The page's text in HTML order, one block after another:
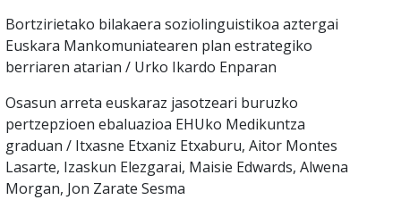
Bortzirietako bilakaera soziolinguistikoa aztergai
Euskara Mankomuniatearen plan estrategiko
berriaren atarian / Urko Ikardo Enparan
Osasun arreta euskaraz jasotzeari buruzko
pertzepzioen ebaluazioa EHUko Medikuntza
graduan / Itxasne Etxaniz Etxaburu, Aitor Montes
Lasarte, Izaskun Elezgarai, Maisie Edwards, Alwena
Morgan, Jon Zarate Sesma